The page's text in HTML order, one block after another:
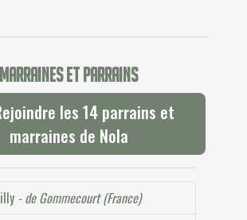
Marraines et parrains
les 14 parrains et
marraines de Nola
- de Gommecourt (France)